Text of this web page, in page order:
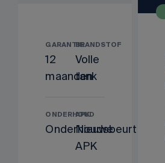
GARANTIE
12
maanden
BRANDSTOF
Volle
tank
ONDERHOUD
Onderhoudsbeurt
APK
Nieuwe
APK